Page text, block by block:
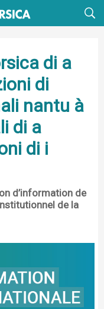
di a
di
nantu à
di a
di i
d’information de
de la